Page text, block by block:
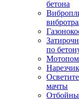
бетона
по
мачты